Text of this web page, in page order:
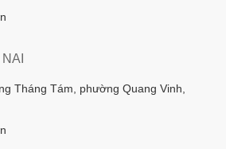
Tháng Tám, phường Quang Vinh,